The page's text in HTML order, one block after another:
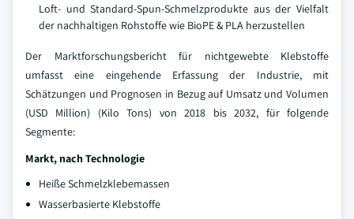
Loft- und Standard-Spun-Schmelzprodukte aus der Vielfalt
der nachhaltigen Rohstoffe wie BioPE & PLA herzustellen
Der Marktforschungsbericht für nichtgewebte Klebstoffe
umfasst eine eingehende Erfassung der Industrie, mit
Schätzungen und Prognosen in Bezug auf Umsatz und Volumen
(USD Million) (Kilo Tons) von 2018 bis 2032, für folgende
Segmente:
Markt, nach Technologie
Heiße Schmelzklebemassen
Wasserbasierte Klebstoffe